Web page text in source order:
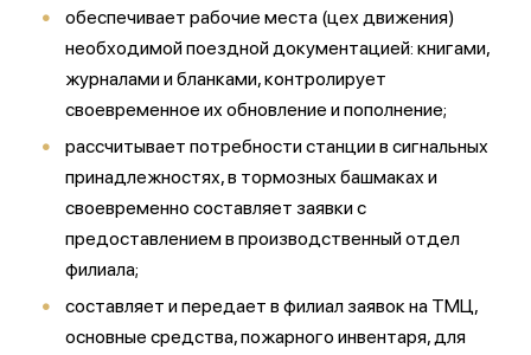
обеспечивает рабочие места (цех движения)
необходимой поездной документацией: книгами,
журналами и бланками, контролирует
своевременное их обновление и пополнение;
рассчитывает потребности станции в сигнальных
принадлежностях, в тормозных башмаках и
своевременно составляет заявки с
предоставлением в производственный отдел
филиала;
составляет и передает в филиал заявок на ТМЦ,
основные средства, пожарного инвентаря, для